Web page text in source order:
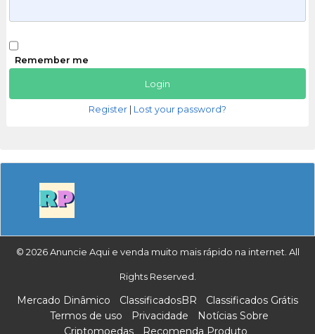
Remember me
Register Lost your password?
© 2026 Anuncie Aqui e venda muito mais rápido na internet. All
Rights Reserved.
Mercado Dinâmico ClassificadosBR
Classificados Grátis
Termos de uso
Privacidade
Notícias Sobre
Criptomoedas
Recomenda Produto